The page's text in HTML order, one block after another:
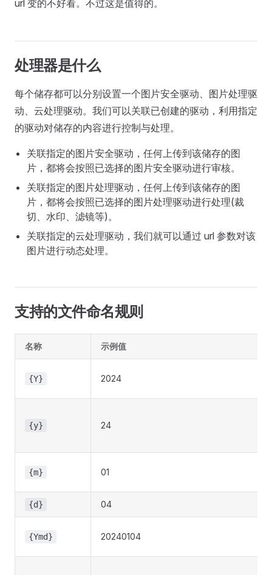
url 变的不好看。不过这是值得的。
处理器是什么
每个储存都可以分别设置一个图片安全驱动、图片处理驱
动、云处理驱动。我们可以关联已创建的驱动，利用指定
的驱动对储存的内容进行控制与处理。
关联指定的图片安全驱动，任何上传到该储存的图
片，都将会按照已选择的图片安全驱动进行审核。
关联指定的图片处理驱动，任何上传到该储存的图
片，都将会按照已选择的图片处理驱动进行处理(裁
切、水印、滤镜等)。
关联指定的云处理驱动，我们就可以通过 url 参数对该
图片进行动态处理。
支持的文件命名规则
名称 示例值
{Y} 2024
{y} 24
{m} 01
{d} 04
{Ymd} 20240104